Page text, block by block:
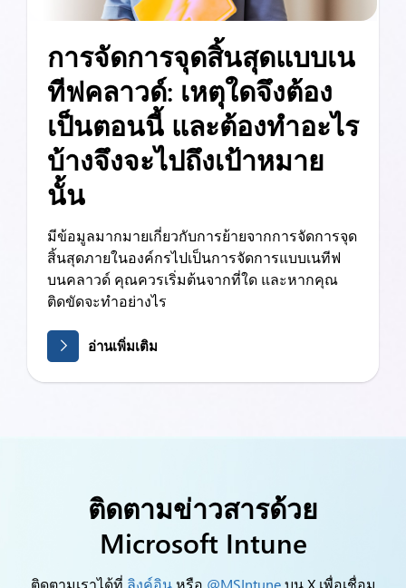
การจัดการจุดสิ้นสุดแบบเน
ทีฟคลาวด์: เหตุใดจึงต้อง
เป็นตอนนี้ และต้องทำอะไร
บ้างจึงจะไปถึงเป้าหมาย
นั้น
มีข้อมูลมากมายเกี่ยวกับการย้ายจากการจัดการจุด
สิ้นสุดภายในองค์กรไปเป็นการจัดการแบบเนทีฟ
บนคลาวด์ คุณควรเริ่มต้นจากที่ใด และหากคุณ
ติดขัดจะทำอย่างไร
อ่านเพิ่มเติม
ติดตามข่าวสารด้วย
Microsoft Intune
ติดตามเราได้ที่ ลิงค์อินหรือ @MSIntuneบน X เพื่อเชื่อม